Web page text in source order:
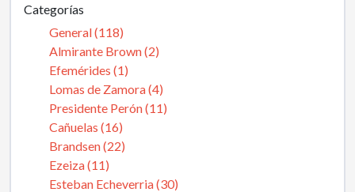
Categorías
General (118)
Almirante Brown (2)
Efemérides (1)
Lomas de Zamora (4)
Presidente Perón (11)
Cañuelas (16)
Brandsen (22)
Ezeiza (11)
Esteban Echeverria (30)